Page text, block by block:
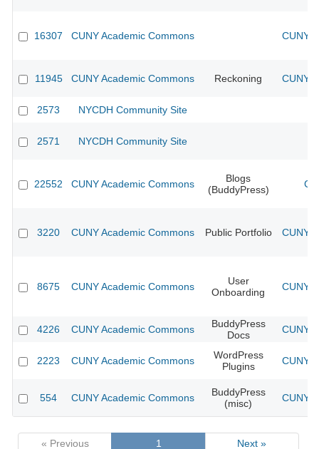
16307 CUNY Academic Commons CUNY
11945 CUNY Academic Commons Reckoning CUNY
2573 NYCDH Community Site
2571 NYCDH Community Site
22552 CUNY Academic Commons
Blogs
(BuddyPress)
3220 CUNY Academic Commons Public Portfolio CUNY
8675 CUNY Academic Commons
User
Onboarding
CUNY
4226 CUNY Academic Commons
BuddyPress
Docs
CUNY
2223 CUNY Academic Commons
WordPress
Plugins
CUNY
554 CUNY Academic Commons
BuddyPress
(misc)
CUNY
« Previous 1 Next »